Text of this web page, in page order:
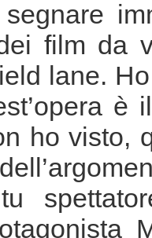
film da
lane.
è
ho visto,